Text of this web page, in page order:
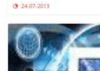
24-07-2013